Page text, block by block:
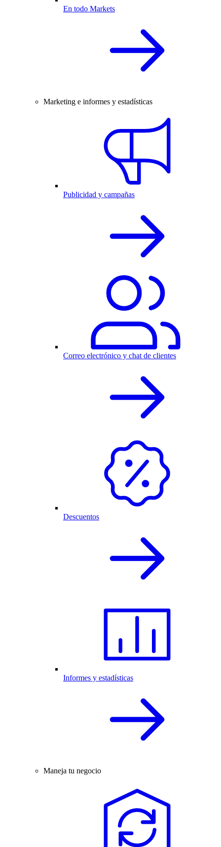
En todo Markets
Marketing e informes y estadísticas
Publicidad y campañas
Correo electrónico y chat de clientes
Descuentos
Informes y estadísticas
Maneja tu negocio